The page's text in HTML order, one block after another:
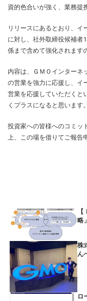
資的色合いが強く、業務提
リリースにあるとおり、イ
に対し、社外取締役候補者
係まで含めて強化されます
内容は、ＧＭＯインターネ
の営業を強力に応援し、イ
営業を応援していただくと
くプラスになると思います。
投資家への皆様へのコミッ
上、この場を借りてご報告
略
株
ん
ロ